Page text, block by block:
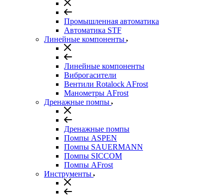
Промышленная автоматика
Автоматика STF
Линейные компоненты
Линейные компоненты
Виброгасители
Вентили Rotalock AFrost
Манометры AFrost
Дренажные помпы
Дренажные помпы
Помпы ASPEN
Помпы SAUERMANN
Помпы SICCOM
Помпы AFrost
Инструменты